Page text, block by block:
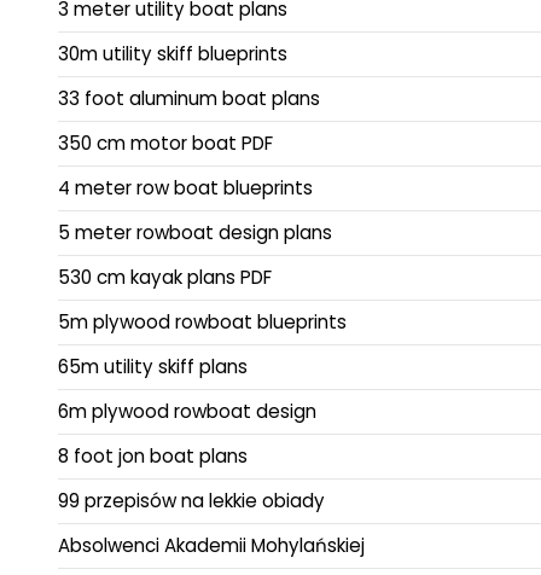
3 meter utility boat plans
30m utility skiff blueprints
33 foot aluminum boat plans
350 cm motor boat PDF
4 meter row boat blueprints
5 meter rowboat design plans
530 cm kayak plans PDF
5m plywood rowboat blueprints
65m utility skiff plans
6m plywood rowboat design
8 foot jon boat plans
99 przepisów na lekkie obiady
Absolwenci Akademii Mohylańskiej